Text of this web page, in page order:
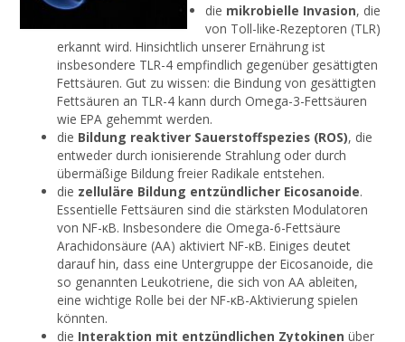
die mikrobielle Invasion, die
von Toll-like-Rezeptoren (TLR)
erkannt wird. Hinsichtlich unserer Ernährung ist
insbesondere TLR-4 empfindlich gegenüber gesättigten
Fettsäuren. Gut zu wissen: die Bindung von gesättigten
Fettsäuren an TLR-4 kann durch Omega-3-Fettsäuren
wie EPA gehemmt werden.
die Bildung reaktiver Sauerstoffspezies (ROS), die
entweder durch ionisierende Strahlung oder durch
übermäßige Bildung freier Radikale entstehen.
die zelluläre Bildung entzündlicher Eicosanoide.
Essentielle Fettsäuren sind die stärksten Modulatoren
von NF-κB. Insbesondere die Omega-6-Fettsäure
Arachidonsäure (AA) aktiviert NF-κB. Einiges deutet
darauf hin, dass eine Untergruppe der Eicosanoide, die
so genannten Leukotriene, die sich von AA ableiten,
eine wichtige Rolle bei der NF-κB-Aktivierung spielen
könnten.
die Interaktion mit entzündlichen Zytokinen über